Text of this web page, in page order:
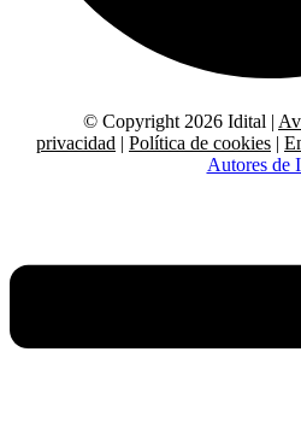
© Copyright 2026 Idital |
privacidad | Política de cookies |
Autores de